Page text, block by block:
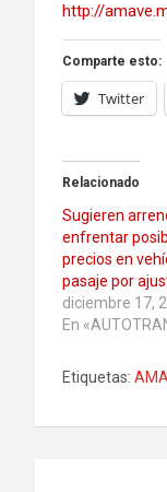
http://
Comparte esto:
Twitter
Relacionado
Sugieren
enfrentar
precios en
pasaje por
diciembre 17,
En
Etiquetas: